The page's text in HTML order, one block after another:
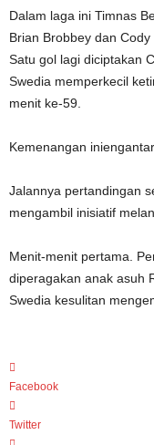
Dalam laga ini Timnas
Brian Brobbey dan
Satu gol lagi diciptakan
Swedia memperkecil
menit ke-59.
Kemenangan
Jalannya pertandingan
mengambil inisiatif
Menit-menit pertama.
diperagakan anak asuh
Swedia kesulitan
Facebook
Twitter